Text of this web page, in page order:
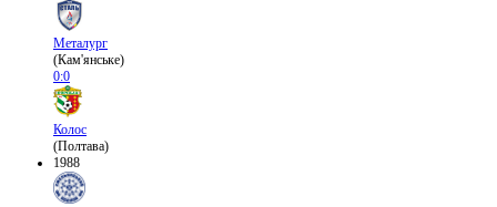
Металург
(Кам'янське)
0:0
Колос
(Полтава)
1988